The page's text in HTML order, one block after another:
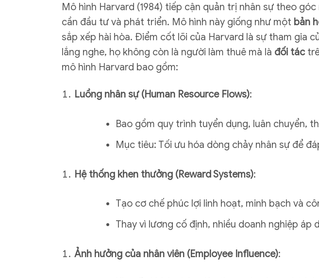
Mô hình Harvard (1984) tiếp cận quản trị nhân sự theo góc
cần đầu tư và phát triển. Mô hình này giống như một bản
sắp xếp hài hòa. Điểm cốt lõi của Harvard là sự tham gia
lắng nghe, họ không còn là người làm thuê mà là đối tác
mô hình Harvard bao gồm:
Luồng nhân sự (Human Resource Flows):
Bao gồm quy trình tuyển dụng, luân chuyển,
Mục tiêu: Tối ưu hóa dòng chảy nhân sự để
Hệ thống khen thưởng (Reward Systems):
Tạo cơ chế phúc lợi linh hoạt, minh bạch và
Thay vì lương cố định, nhiều doanh nghiệp
Ảnh hưởng của nhân viên (Employee Influence):